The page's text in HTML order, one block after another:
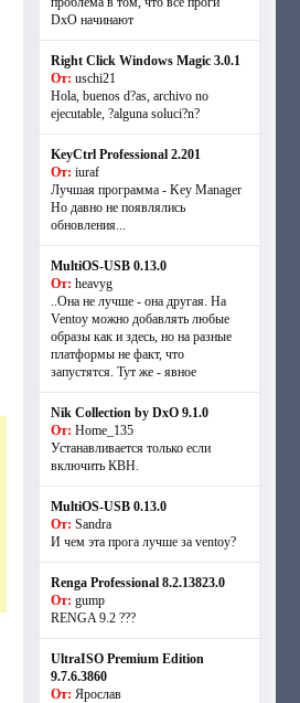
DxO начинают
Right Click Windows Magic 3.0.1
От: uschi21
Hola, buenos d?as, archivo no
ejecutable, ?alguna soluci?n?
KeyCtrl Professional 2.201
От: iuraf
Лучшая программа - Key Manager
Но давно не появлялись
обновления...
MultiOS-USB 0.13.0
От: heavyg
..Она не лучше - она другая. На
Ventoy можно добавлять любые
образы как и здесь, но на разные
платформы не факт, что
запустятся. Тут же - явное
Nik Collection by DxO 9.1.0
От: Home_135
Устанавливается только если
включить КВН.
MultiOS-USB 0.13.0
От: Sandra
И чем эта прога лучше за ventoy?
Renga Professional 8.2.13823.0
От: gump
RENGA 9.2 ???
UltraISO Premium Edition
9.7.6.3860
От: Ярослав